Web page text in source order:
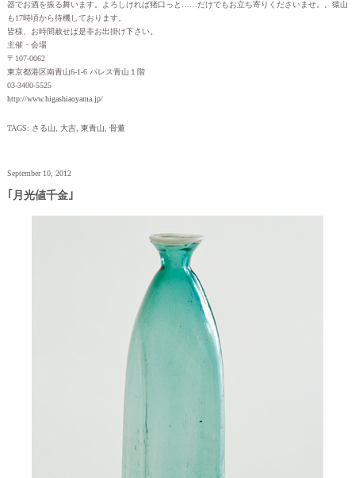
器でお酒を振る舞います。よろしければ猪口っと……だけでもお立ち寄りくださいませ。。猿山
も17時頃から待機しております。
皆様、お時間赦せば是非お出掛け下さい。
主催・会場
〒107-0062
東京都港区南青山6-1-6 パレス青山１階
03-3400-5525
http://www.higashiaoyama.jp/
TAGS: さる山, 大吉, 東青山, 骨董
September 10, 2012
｢月光値千金｣